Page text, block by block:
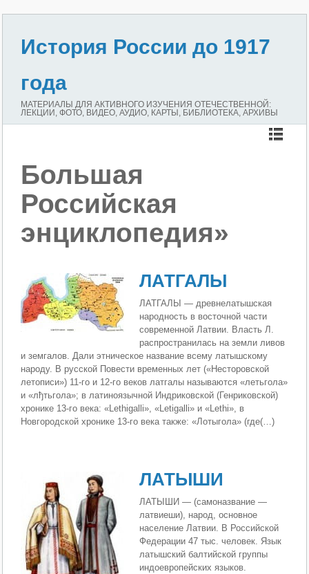
История России до 1917
года
МАТЕРИАЛЫ ДЛЯ АКТИВНОГО ИЗУЧЕНИЯ ОТЕЧЕСТВЕННОЙ:
ЛЕКЦИИ, ФОТО, ВИДЕО, АУДИО, КАРТЫ, БИБЛИОТЕКА, АРХИВЫ
Большая
Российская
энциклопедия»
ЛАТГАЛЫ
ЛАТГАЛЫ — древнелатышская
народность в восточной части
современной Латвии. Власть Л.
распространилась на земли ливов
и земгалов. Дали этническое название всему латышскому
народу. В русской Повести временных лет («Несторовской
летописи») 11-го и 12-го веков латгалы называются «летьгола»
и «лђтьгола»; в латиноязычной Индриковской (Генриковской)
хронике 13-го века: «Lethigalli», «Letigalli» и «Lethi», в
Новгородской хронике 13-го века также: «Лотыгола» (где(…)
ЛАТЫШИ
ЛАТЫШИ — (самоназвание —
латвиеши), народ, основное
население Латвии. В Российской
Федерации 47 тыс. человек. Язык
латышский балтийской группы
индоевропейских языков.